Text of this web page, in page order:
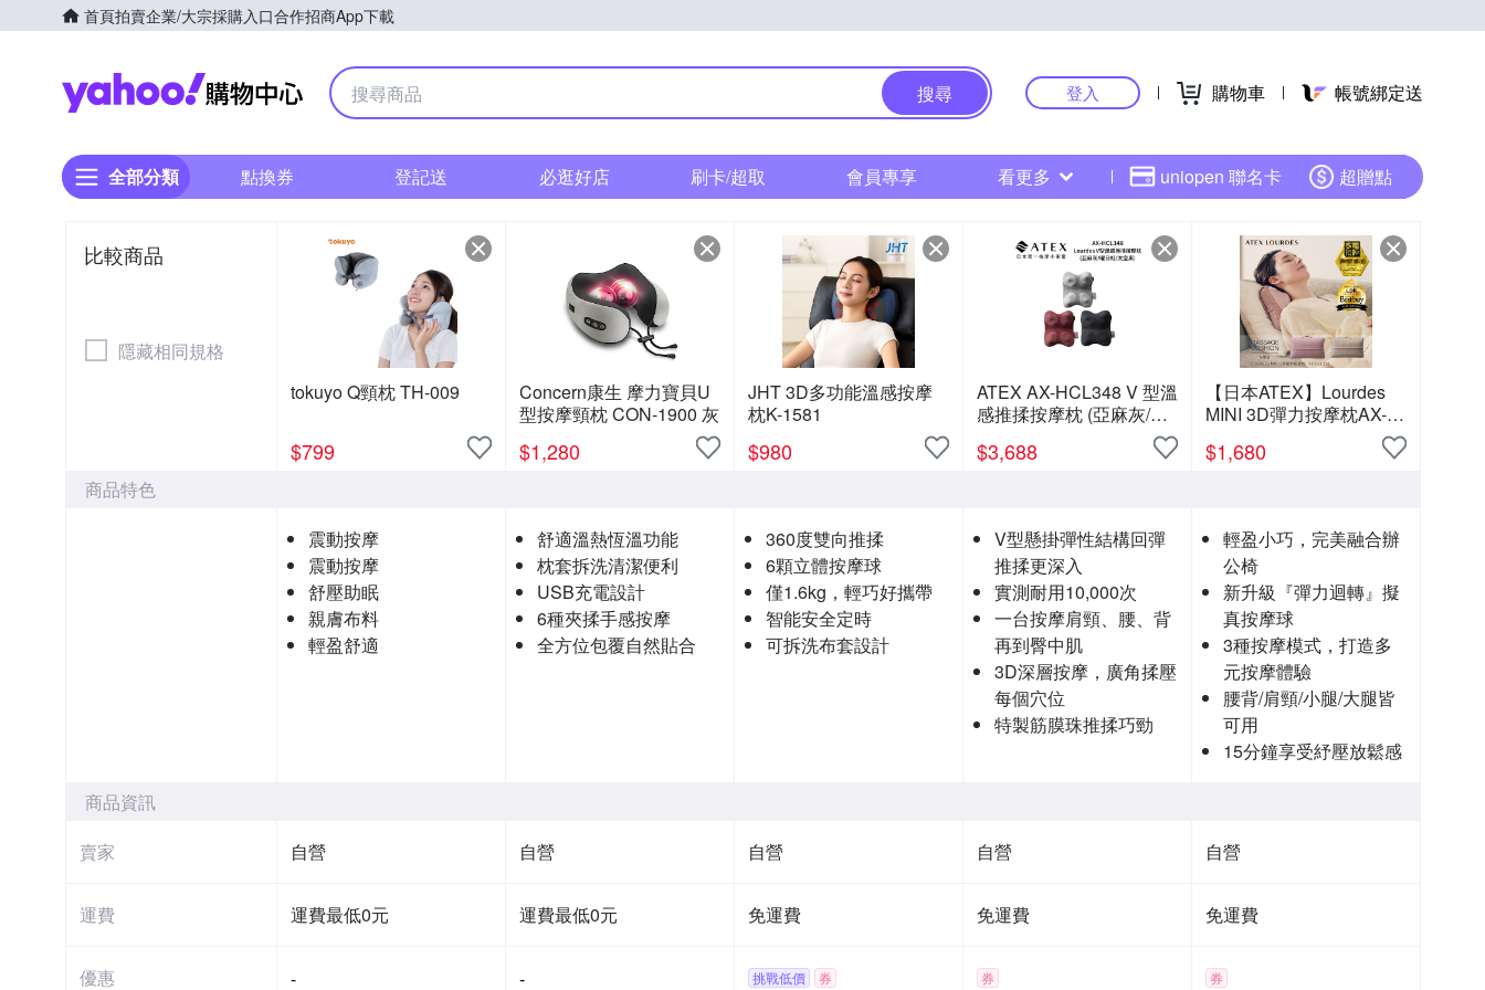
首頁拍賣企業/大宗採購入口合作招商App下載
Yahoo購物中心
搜尋 登入 購物車 帳號綁定送
全部分類 點換券 登記送 必逛好店 刷卡/超取 會員專享 看更多 uniopen 聯名卡 超贈點
比較商品
隱藏相同規格
tokuyo Q頸枕 TH-009
$799
Concern康生 摩力寶貝U
型按摩頸枕 CON-1900 灰
$1,280
JHT 3D多功能溫感按摩
枕K-1581
$980
ATEX AX-HCL348 V 型溫
感推揉按摩枕 (亞麻灰/曜
$3,688
【日本ATEX】Lourdes
MINI 3D彈力按摩枕AX-
HCL318 (野莓裸粉/奶茶
栗色)
$1,680
商品特色
震動按摩
震動按摩
舒壓助眠
親膚布料
輕盈舒適
舒適溫熱恆溫功能
枕套拆洗清潔便利
USB充電設計
6種夾揉手感按摩
全方位包覆自然貼合
360度雙向推揉
6顆立體按摩球
僅1.6kg，輕巧好攜帶
智能安全定時
可拆洗布套設計
V型懸掛彈性結構回彈
推揉更深入
實測耐用10,000次
一台按摩肩頸、腰、背
再到臀中肌
3D深層按摩，廣角揉壓
每個穴位
特製筋膜珠推揉巧勁
輕盈小巧，完美融合辦
公椅
新升級『彈力迴轉』擬
真按摩球
3種按摩模式，打造多
元按摩體驗
腰背/肩頸/小腿/大腿皆
可用
15分鐘享受紓壓放鬆感
商品資訊
賣家
自營 自營 自營 自營 自營
運費 運費最低0元 運費最低0元 免運費 免運費 免運費
優惠 - - 挑戰低價 券 券 券